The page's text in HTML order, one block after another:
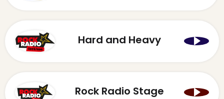
Hard and Heavy
Rock Radio Stage